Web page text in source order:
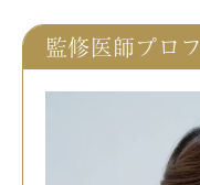
監修医師プロ